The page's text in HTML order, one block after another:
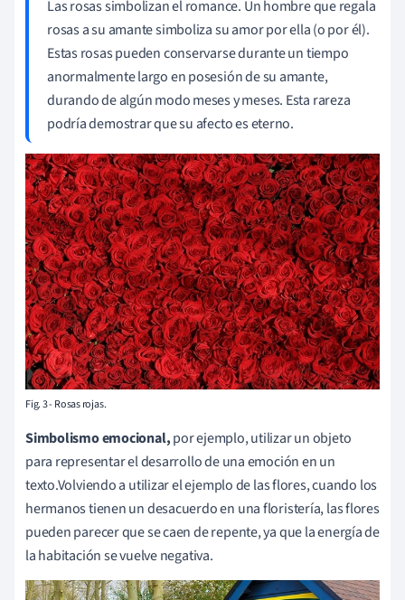
Las rosas simbolizan el romance. Un hombre que regala
rosas a su amante simboliza su amor por ella (o por él).
Estas rosas pueden conservarse durante un tiempo
anormalmente largo en posesión de su amante,
durando de algún modo meses y meses. Esta rareza
podría demostrar que su afecto es eterno.
Fig. 3 - Rosas rojas.
Simbolismo emocional,por ejemplo, utilizar un objeto
para representar el desarrollo de una emoción en un
texto.Volviendo a utilizar el ejemplo de las flores, cuando los
hermanos tienen un desacuerdo en una floristería, las flores
pueden parecer que se caen de repente, ya que la energía de
la habitación se vuelve negativa.